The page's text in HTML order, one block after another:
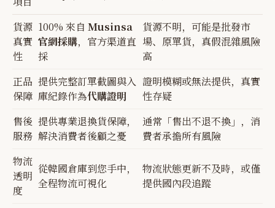
貨源
真實
性
100% 來自 Musinsa
官網採購，官方渠道直
採
貨源不明，可能是批發市
場、原單貨，真假混雜風險
高
正品
保障
提供完整訂單截圖與入
庫紀錄作為代購證明
證明模糊或無法提供，真實
性存疑
售後
服務
提供專業退換貨保障，
解決消費者後顧之憂
通常「售出不退不換」，消
費者承擔所有風險
物流
透明
度
從韓國倉庫到您手中，
全程物流可視化
物流狀態更新不及時，或僅
提供國內段追蹤